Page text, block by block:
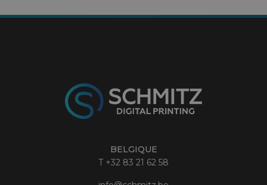
BELGIQUE
T +32 83 21 62 58